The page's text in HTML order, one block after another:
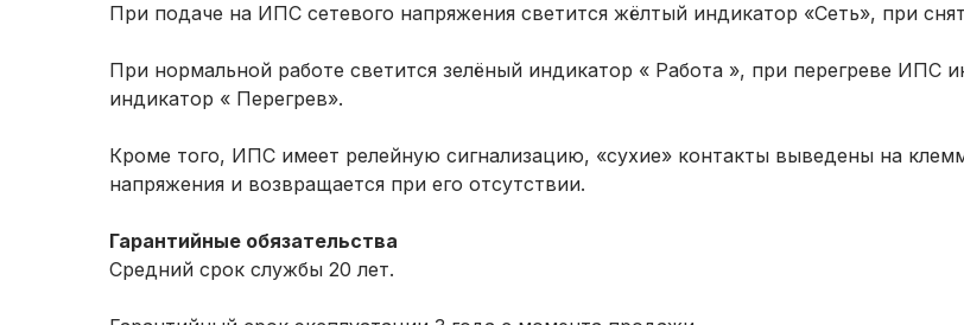
При подаче на ИПС сетевого напряжения светится жёлтый индикатор «Сеть», при
При нормальной работе светится зелёный индикатор « Работа », при перегреве ИПС
индикатор « Перегрев».
Кроме того, ИПС имеет релейную сигнализацию, «сухие» контакты выведены на
напряжения и возвращается при его отсутствии.
Гарантийные обязательства
Средний срок службы 20 лет.